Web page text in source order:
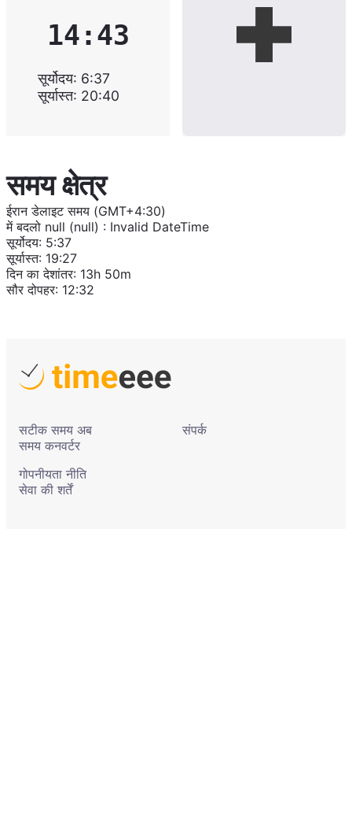
14:43
सूर्योदय: 6:37
सूर्यास्त: 20:40
समय क्षेत्र
ईरान डेलाइट समय (GMT+4:30)
में बदलो null (null) : Invalid DateTime
सूर्योदय: 5:37
सूर्यास्त: 19:27
दिन का देशांतर: 13h 50m
सौर दोपहर: 12:32
सटीक समय अब
समय कनवर्टर
संपर्क
गोपनीयता नीति
सेवा की शर्तें